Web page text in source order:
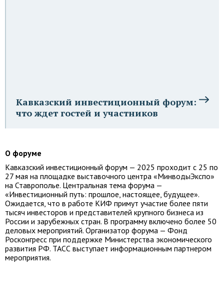
Кавказский инвестиционный форум:
что ждет гостей и участников
О форуме
Кавказский инвестиционный форум — 2025 проходит с 25 по
27 мая на площадке выставочного центра «МинводыЭкспо»
на Ставрополье. Центральная тема форума —
«Инвестиционный путь: прошлое, настоящее, будущее».
Ожидается, что в работе КИФ примут участие более пяти
тысяч инвесторов и представителей крупного бизнеса из
России и зарубежных стран. В программу включено более 50
деловых мероприятий. Организатор форума — Фонд
Росконгресс при поддержке Министерства экономического
развития РФ. ТАСС выступает информационным партнером
мероприятия.